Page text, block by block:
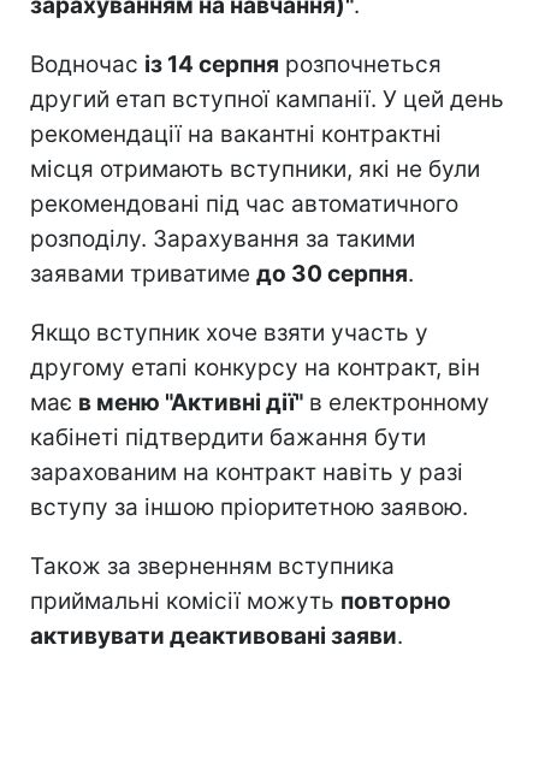
Водночас із 14 серпня розпочнеться
другий етап вступної кампанії. У цей день
рекомендації на вакантні контрактні
місця отримають вступники, які не були
рекомендовані під час автоматичного
розподілу. Зарахування за такими
заявами триватиме до 30 серпня.
Якщо вступник хоче взяти участь у
другому етапі конкурсу на контракт, він
має в меню "Активні дії" в електронному
кабінеті підтвердити бажання бути
зарахованим на контракт навіть у разі
вступу за іншою пріоритетною заявою.
Також за зверненням вступника
приймальні комісії можуть повторно
активувати деактивовані заяви.